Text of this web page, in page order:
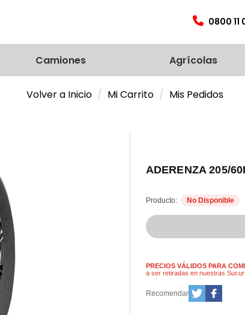
0800 11
Camiones Agrícolas
Volver a Inicio Mi Carrito Mis Pedidos
ADERENZA 205/
Producto: No Disponible
PRECIOS VÁLIDOS PARA
a ser retiradas en nuestras
Recomendar